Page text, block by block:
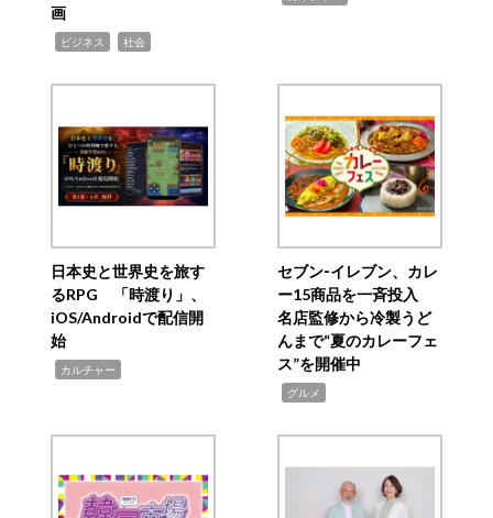
画
ビジネス 社会
日本史と世界史を旅す
るRPG 「時渡り」、
iOS/Androidで配信開
始
カルチャー
セブン‐イレブン、カレ
ー15商品を一斉投入
名店監修から冷製うど
んまで“夏のカレーフェ
ス”を開催中
グルメ